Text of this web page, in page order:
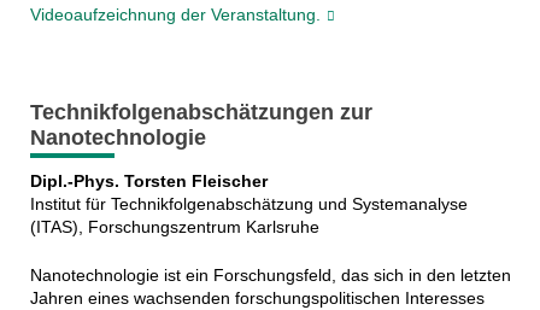
Videoaufzeichnung der Veranstaltung.
Technikfolgenabschätzungen zur
Nanotechnologie
Dipl.-Phys. Torsten Fleischer
Institut für Technikfolgenabschätzung und Systemanalyse
(ITAS), Forschungszentrum Karlsruhe
Nanotechnologie ist ein Forschungsfeld, das sich in den letzten
Jahren eines wachsenden forschungspolitischen Interesses